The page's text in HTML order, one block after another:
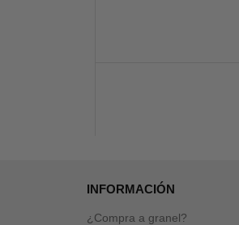
INFORMACIÓN
¿Compra a granel?